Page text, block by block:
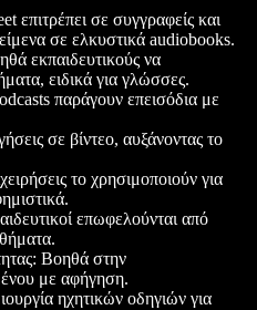
επιτρέπει σε συγγραφείς και
σε ελκυστικά audiobooks.
εκπαιδευτικούς να
ειδικά για γλώσσες.
παράγουν επεισόδια με
σε βίντεο, αυξάνοντας το
το χρησιμοποιούν για
επωφελούνται από
: Βοηθά στην
με αφήγηση.
ηχητικών οδηγιών για